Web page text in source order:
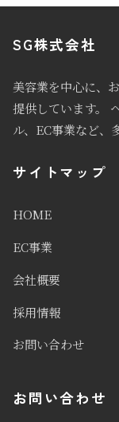
SG株式会社
美容業を中心に、
提供しています。
ル、EC事業など、
サイトマップ
HOME
EC事業
会社概要
採用情報
お問い合わせ
お問い合わせ